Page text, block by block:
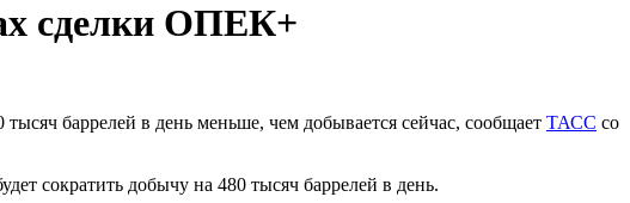
сделки ОПЕК+
баррелей в день меньше, чем добывается сейчас, сообщает ТАСС со
сократить добычу на 480 тысяч баррелей в день.